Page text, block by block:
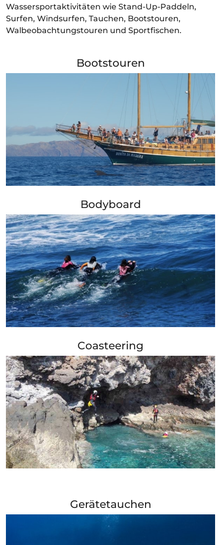
Wassersportaktivitäten wie Stand-Up-Paddeln,
Surfen, Windsurfen, Tauchen, Bootstouren,
Walbeobachtungstouren und Sportfischen.
Bootstouren
Bodyboard
Coasteering
Gerätetauchen